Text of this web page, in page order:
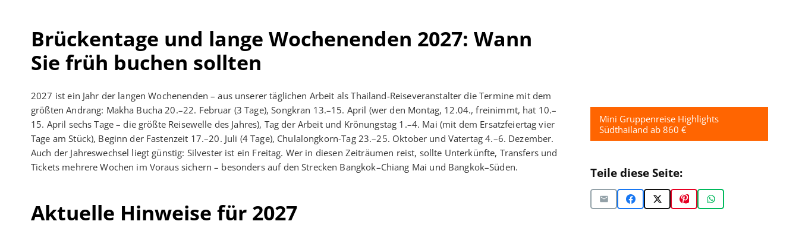
Brückentage und lange Wochenenden 2027: Wann
Sie früh buchen sollten
2027 ist ein Jahr der langen Wochenenden – aus unserer täglichen Arbeit als Thailand-Reiseveranstalter die Termine mit dem
größten Andrang: Makha Bucha 20.–22. Februar (3 Tage), Songkran 13.–15. April (wer den Montag, 12.04., freinimmt, hat 10.–
15. April sechs Tage – die größte Reisewelle des Jahres), Tag der Arbeit und Krönungstag 1.–4. Mai (mit dem Ersatzfeiertag vier
Tage am Stück), Beginn der Fastenzeit 17.–20. Juli (4 Tage), Chulalongkorn-Tag 23.–25. Oktober und Vatertag 4.–6. Dezember.
Auch der Jahreswechsel liegt günstig: Silvester ist ein Freitag. Wer in diesen Zeiträumen reist, sollte Unterkünfte, Transfers und
Tickets mehrere Wochen im Voraus sichern – besonders auf den Strecken Bangkok–Chiang Mai und Bangkok–Süden.
Aktuelle Hinweise für 2027
Mini Gruppenreise Highlights
Südthailand ab 860 €
Teile diese Seite: